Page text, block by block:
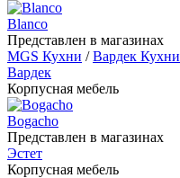
Blanco
Представлен в магазинах
MGS Кухни /Вардек Кухни
Вардек
Корпусная мебель
Bogacho
Представлен в магазинах
Эстет
Корпусная мебель